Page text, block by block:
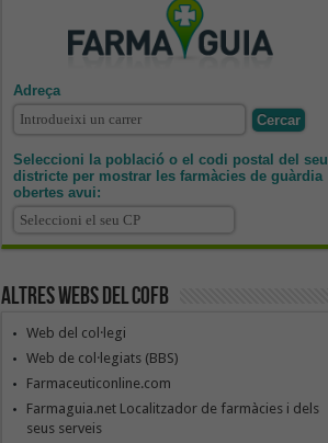
Adreça
Seleccioni la població o el codi postal del seu
districte per mostrar les farmàcies de guàrdia
obertes avui:
Altres webs del COFB
Web del col·legi
Web de col·legiats (BBS)
Farmaceuticonline.com
Farmaguia.net Localitzador de farmàcies i dels
seus serveis